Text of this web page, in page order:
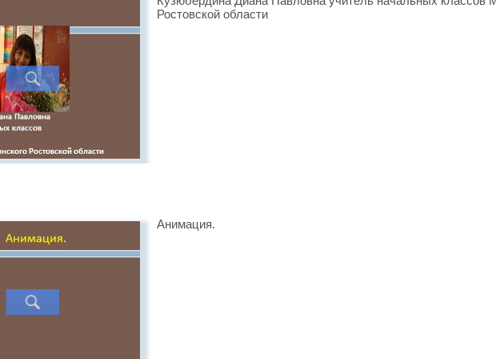
Ростовской области
Анимация.